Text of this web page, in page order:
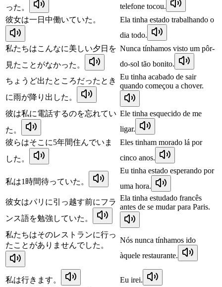
った。
telefone tocou.
彼女は一日中働いていた。
Ela tinha estado trabalhando o
dia todo.
私たちはこんなに美しい夕日を
見たことがなかった。
Nunca tínhamos visto um pôr-
do-sol tão bonito.
ちょうど出たところだったとき
に雨が降り出した。
Eu tinha acabado de sair
quando começou a chover.
彼は私に電話するのを忘れてい
た。
Ele tinha esquecido de me
ligar.
彼らはそこに5年間住んでいま
した。
Eles tinham morado lá por
cinco anos.
私は1時間待っていた。
Eu tinha estado esperando por
uma hora.
彼女はパリに引っ越す前にフラ
ンス語を勉強していた。
Ela tinha estudado francês
antes de se mudar para Paris.
私たちはそのレストランに行っ
たことがありませんでした。
Nós nunca tínhamos ido
àquele restaurante.
私は行きます。
Eu irei.